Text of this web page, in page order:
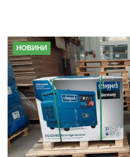
НОВИНИ